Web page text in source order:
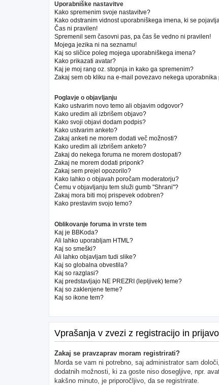
Uporabniške nastavitve
Kako spremenim svoje nastavitve?
Kako odstranim vidnost uporabniškega imena, ki se
Čas ni pravilen!
Spremenil sem časovni pas, pa čas še vedno ni pravilen!
Mojega jezika ni na seznamu!
Kaj so sličice poleg mojega uporabniškega imena?
Kako prikazati avatar?
Kaj je moj rang oz. stopnja in kako ga spremenim?
Zakaj sem ob kliku na e-mail povezavo nekega
Poglavje o objavljanju
Kako ustvarim novo temo ali objavim odgovor?
Kako uredim ali izbrišem objavo?
Kako svoji objavi dodam podpis?
Kako ustvarim anketo?
Zakaj anketi ne morem dodati več možnosti?
Kako uredim ali izbrišem anketo?
Zakaj do nekega foruma ne morem dostopati?
Zakaj ne morem dodati priponk?
Zakaj sem prejel opozorilo?
Kako lahko o objavah poročam moderatorju?
Čemu v objavljanju tem služi gumb "Shrani"?
Zakaj mora biti moj prispevek odobren?
Kako prestavim svojo temo?
Oblikovanje foruma in vrste tem
Kaj je BBKoda?
Ali lahko uporabljam HTML?
Kaj so smeški?
Ali lahko objavljam tudi slike?
Kaj so globalna obvestila?
Kaj so razglasi?
Kaj predstavljajo NE PREZRI (lepljivek) teme?
Kaj so zaklenjene teme?
Kaj so ikone tem?
Vprašanja v zvezi z registracijo in prijavo
Zakaj se pravzaprav moram registrirati?
Morda se vam ni potrebno, saj administrator sam
dodatnih možnosti, ki za goste niso dosegljive, npr.
kakšno minuto, je priporočljivo, da se registrirate.